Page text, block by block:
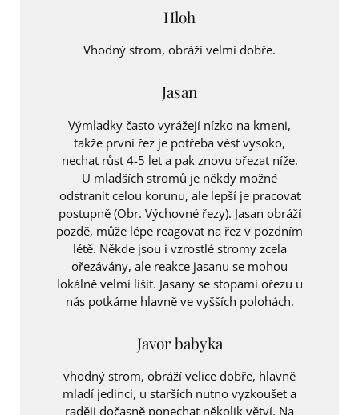
Hloh
Vhodný strom, obráží velmi dobře.
Jasan
Výmladky často vyrážejí nízko na kmeni,
takže první řez je potřeba vést vysoko,
nechat růst 4-5 let a pak znovu ořezat níže.
U mladších stromů je někdy možné
odstranit celou korunu, ale lepší je pracovat
postupně (Obr. Výchovné řezy). Jasan obráží
pozdě, může lépe reagovat na řez v pozdním
létě. Někde jsou i vzrostlé stromy zcela
ořezávány, ale reakce jasanu se mohou
lokálně velmi lišit. Jasany se stopami ořezu u
nás potkáme hlavně ve vyšších polohách.
Javor babyka
vhodný strom, obráží velice dobře, hlavně
mladí jedinci, u starších nutno vyzkoušet a
raději dočasně ponechat několik větví. Na